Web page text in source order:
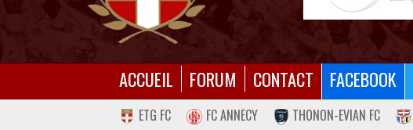
ACCUEIL FORUM CONTACT FACEBOOK
ETG FC FC ANNECY THONON-EVIAN FC